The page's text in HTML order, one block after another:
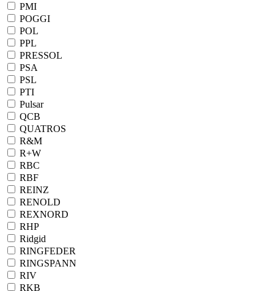
PMI
POGGI
POL
PPL
PRESSOL
PSA
PSL
PTI
Pulsar
QCB
QUATROS
R&M
R+W
RBC
RBF
REINZ
RENOLD
REXNORD
RHP
Ridgid
RINGFEDER
RINGSPANN
RIV
RKB